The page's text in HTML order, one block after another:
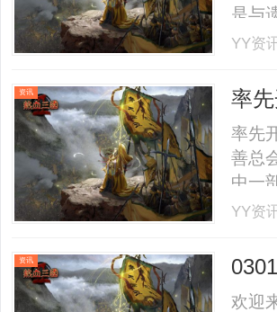
是与
响患
显的
感
YY资
资讯
率
共
率先
善总
中一
活能
贫助
YY资
资讯
欢迎